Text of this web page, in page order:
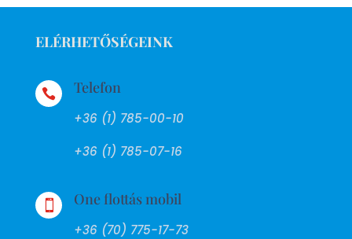
ELÉRHETŐSÉGEINK
 Telefon
+36 (1) 785-00-10
+36 (1) 785-07-16
 One flottás mobil
+36 (70) 775-17-73